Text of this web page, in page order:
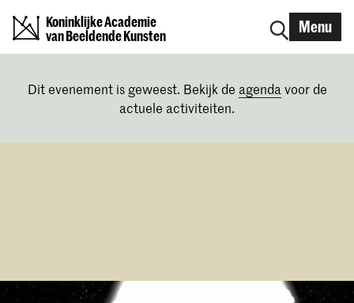
Koninklijke Academie
van Beeldende Kunsten
Menu
Dit evenement is geweest. Bekijk de agenda voor de
actuele activiteiten.